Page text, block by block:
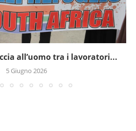
all’uomo tra i lavoratori...
5 Giugno 2026